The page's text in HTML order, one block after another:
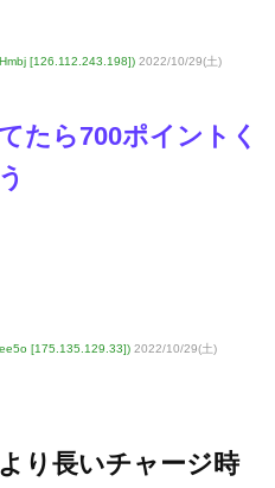
[126.112.243.198]) 2022/10/29(土)
たら700ポイントく
ee5o [175.135.129.33]) 2022/10/29(土)
り長いチャージ時